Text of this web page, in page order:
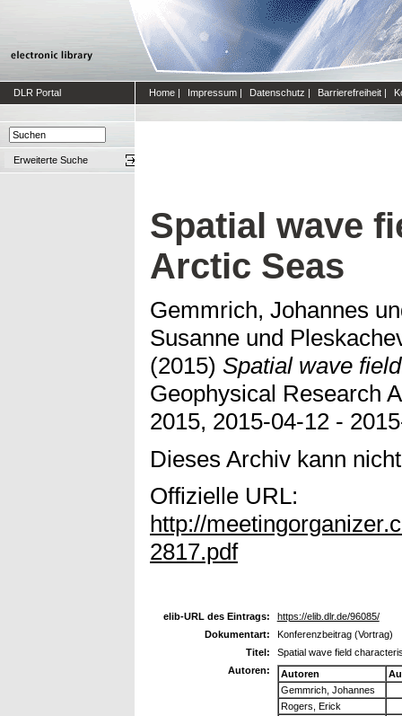
DLR Portal Home | Impressum | Datenschutz | Barrierefreiheit |
Erweiterte Suche
Spatial wave
Arctic Seas
Gemmrich, Johannes
Susanne und
(2015) Spatial wave
Geophysical Research
2015, 2015-04-12 -
Dieses Archiv kann
Offizielle URL:
http://
2817.pdf
elib-URL des Eintrags:
https://elib.dlr.de/96085/
Dokumentart:
Konferenzbeitrag (Vortrag)
Titel:
Spatial wave field
Autoren:
Autoren
Gemmrich, Johannes
Rogers, Erick